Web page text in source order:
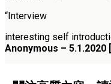
“Interview
interesting self
Anonymous – 5.1.2020